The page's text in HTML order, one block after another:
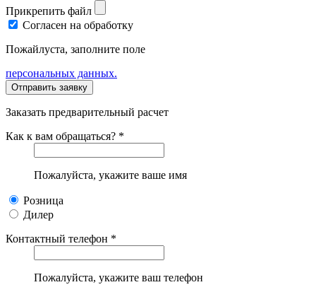
Прикрепить файл
Согласен на обработку
Пожайлуста, заполните поле
персональных данных.
Заказать предварительный расчет
Как к вам обращаться? *
Пожалуйста, укажите ваше имя
Розница
Дилер
Контактный телефон *
Пожалуйста, укажите ваш телефон